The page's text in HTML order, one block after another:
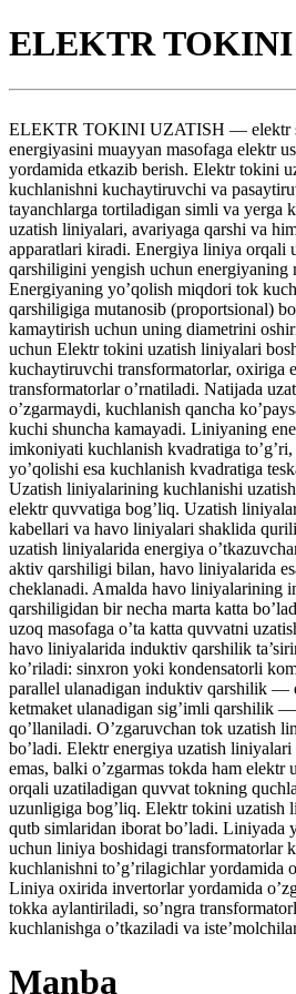
ELEKTR
ELEKTR TOKINI UZATISH — elektr
energiyasini muayyan masofaga elektr
yordamida etkazib berish. Elektr tokini
kuchlanishni kuchaytiruvchi va
tayanchlarga tortiladigan simli va yerga
uzatish liniyalari, avariyaga qarshi va
apparatlari kiradi. Energiya liniya orqali
qarshiligini yengish uchun energiyaning
Energiyaning yo’qolish miqdori tok
qarshiligiga mutanosib (proportsional)
kamaytirish uchun uning diametrini
uchun Elektr tokini uzatish liniyalari
kuchaytiruvchi transformatorlar, oxiriga
transformatorlar o’rnatiladi. Natijada
o’zgarmaydi, kuchlanish qancha
kuchi shuncha kamayadi. Liniyaning
imkoniyati kuchlanish kvadratiga
yo’qolishi esa kuchlanish kvadratiga
Uzatish liniyalarining kuchlanishi
elektr quvvatiga bog’liq. Uzatish
kabellari va havo liniyalari shaklida
uzatish liniyalarida energiya
aktiv qarshiligi bilan, havo liniyalarida
cheklanadi. Amalda havo liniyalarining
qarshiligidan bir necha marta katta
uzoq masofaga o’ta katta quvvatni
havo liniyalarida induktiv qarshilik
ko’riladi: sinxron yoki kondensatorli
parallel ulanadigan induktiv qarshilik —
ketmaket ulanadigan sig’imli qarshilik
qo’llaniladi. O’zgaruvchan tok uzatish
bo’ladi. Elektr energiya uzatish liniyalari
emas, balki o’zgarmas tokda ham
orqali uzatiladigan quvvat tokning
uzunligiga bog’liq. Elektr tokini uzatish
qutb simlaridan iborat bo’ladi. Liniyada
uchun liniya boshidagi transformatorlar
kuchlanishni to’g’rilagichlar yordamida
Liniya oxirida invertorlar yordamida
tokka aylantiriladi, so’ngra
kuchlanishga o’tkaziladi va
Manba